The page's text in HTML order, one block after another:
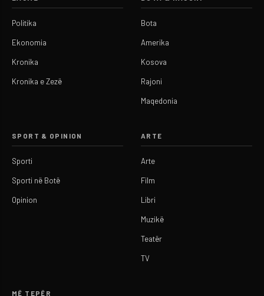
Politika
Ekonomia
Kronika
Kronika e Zezë
Bota
Amerika
Kosova
Rajoni
Maqedonia
SPORT & OPINION
Sporti
Sporti në Botë
Opinion
ARTE
Arte
Film
Libri
Muzikë
Teatër
TV
MË TEPËR